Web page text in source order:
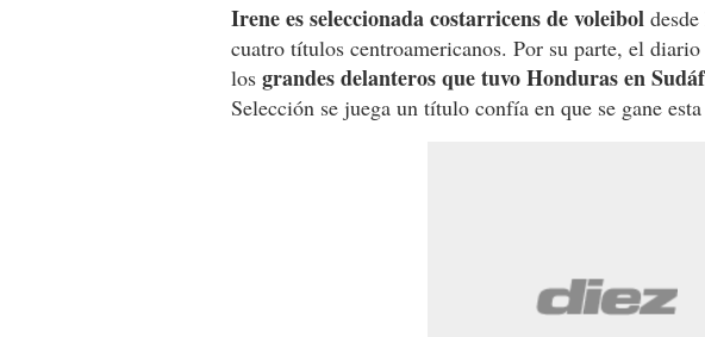
Irene es seleccionada costarricens de voleibol
cuatro títulos centroamericanos. Por su parte, el
los grandes delanteros que tuvo Honduras en
Selección se juega un título confía en que se gane